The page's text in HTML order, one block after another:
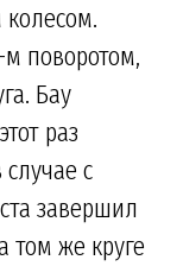
поворотом,
Бау
раз
с
завершил
том же круге